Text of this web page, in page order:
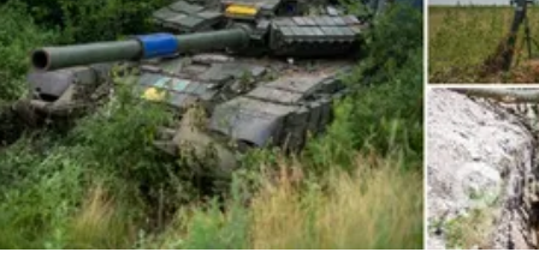
Społeczeństwo
Wojna na Ukrainie
Świat
Jedzenie